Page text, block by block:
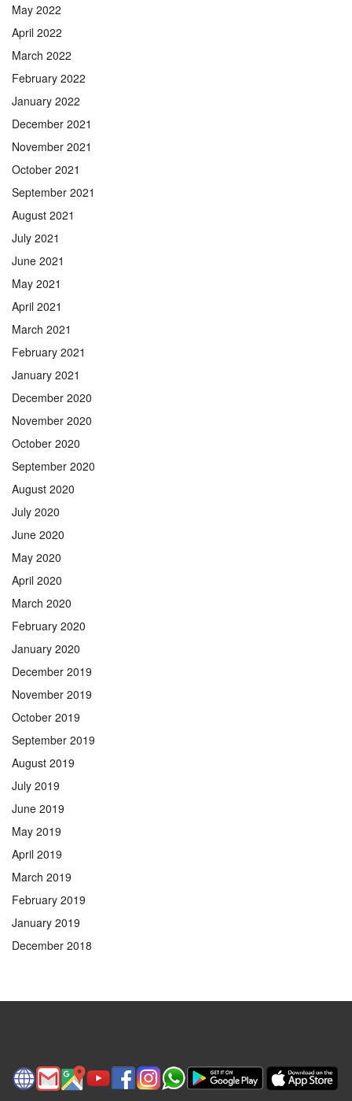
May 2022
April 2022
March 2022
February 2022
January 2022
December 2021
November 2021
October 2021
September 2021
August 2021
July 2021
June 2021
May 2021
April 2021
March 2021
February 2021
January 2021
December 2020
November 2020
October 2020
September 2020
August 2020
July 2020
June 2020
May 2020
April 2020
March 2020
February 2020
January 2020
December 2019
November 2019
October 2019
September 2019
August 2019
July 2019
June 2019
May 2019
April 2019
March 2019
February 2019
January 2019
December 2018